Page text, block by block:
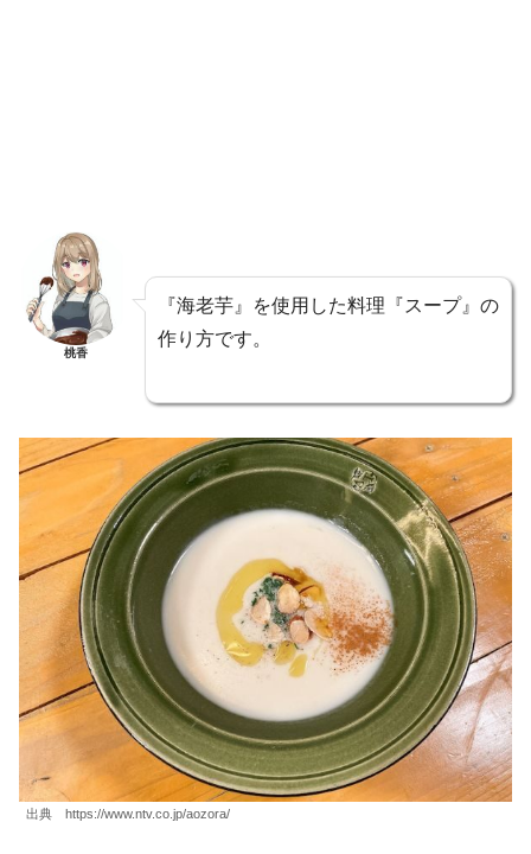
桃香
『海老芋』を使用した料理『スープ』の
作り方です。
出典 https://www.ntv.co.jp/aozora/